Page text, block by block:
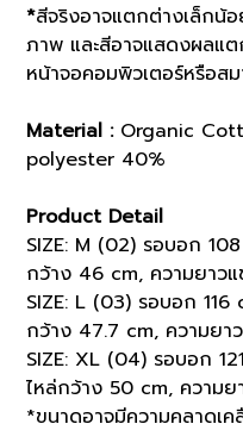
*สีจริงอาจแตกต่างเล็กน้
ภาพ และสีอาจแสดงผลแ
หน้าจอคอมพิวเตอร์หรือส
Material :Organic
polyester 40%
Product Detail
SIZE: M (02) รอบอก
กว้าง 46 cm, ความยาว
SIZE: L (03) รอบอก
กว้าง 47.7 cm, ความยา
SIZE: XL (04) รอบอก
ไหล่กว้าง 50 cm, ความ
*ขนาดอาจมีความคลาดเ